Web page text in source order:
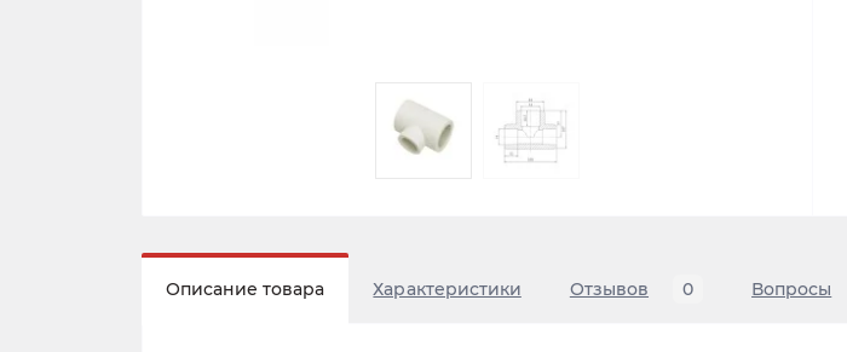
Описание товара Характеристики Отзывов 0 Вопросы